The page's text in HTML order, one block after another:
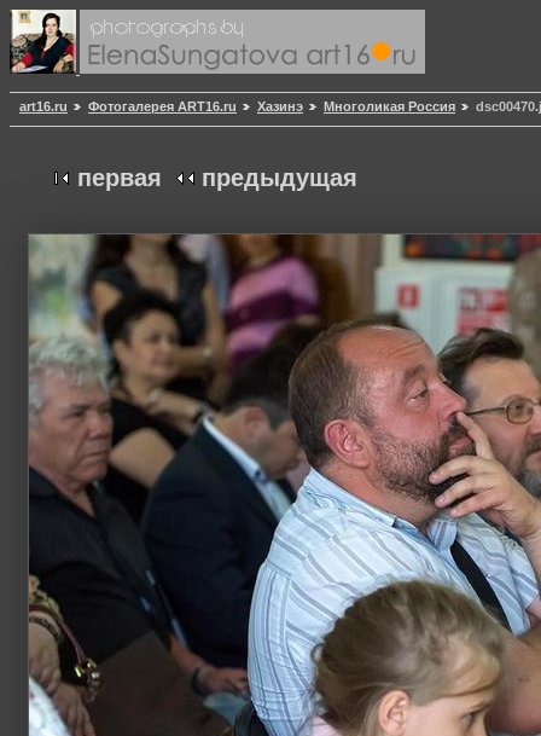
art16.ru Фотогалерея ART16.ru Хазинэ Многоликая Россия
первая предыдущая